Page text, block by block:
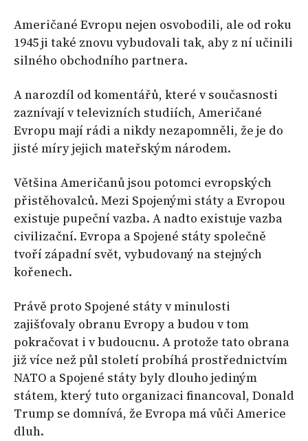
Američané Evropu nejen osvobodili, ale od roku
1945 ji také znovu vybudovali tak, aby z ní učinili
silného obchodního partnera.
A narozdíl od komentářů, které v současnosti
zaznívají v televizních studiích, Američané
Evropu mají rádi a nikdy nezapomněli, že je do
jisté míry jejich mateřským národem.
Většina Američanů jsou potomci evropských
přistěhovalců. Mezi Spojenými státy a Evropou
existuje pupeční vazba. A nadto existuje vazba
civilizační. Evropa a Spojené státy společně
tvoří západní svět, vybudovaný na stejných
kořenech.
Právě proto Spojené státy v minulosti
zajišťovaly obranu Evropy a budou v tom
pokračovat i v budoucnu. A protože tato obrana
již více než půl století probíhá prostřednictvím
NATO a Spojené státy byly dlouho jediným
státem, který tuto organizaci financoval, Donald
Trump se domnívá, že Evropa má vůči Americe
dluh.